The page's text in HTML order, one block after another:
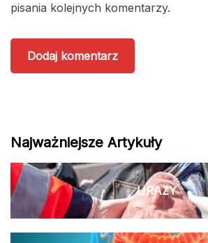
pisania kolejnych komentarzy.
Najważniejsze Artykuły
URAZY